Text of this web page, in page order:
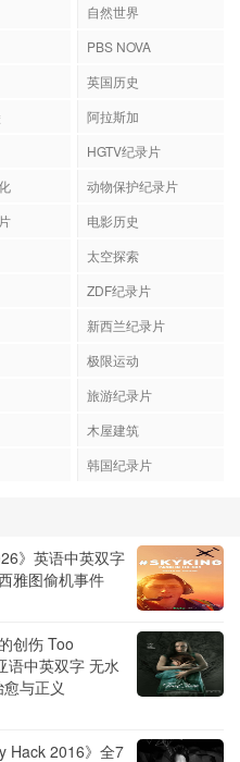
自然世界
PBS NOVA
英国历史
阿拉斯加
HGTV纪录片
动物保护纪录片
电影历史
太空探索
ZDF纪录片
新西兰纪录片
极限运动
旅游纪录片
木屋建筑
韩国纪录片
》英语中英双字
雅图偷机事件
创伤 Too
语中英双字 无水
与正义
Hack 2016》全7